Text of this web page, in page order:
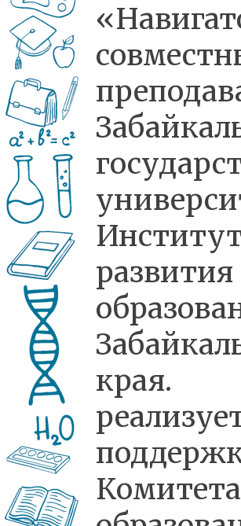
развития
края.
Комитета